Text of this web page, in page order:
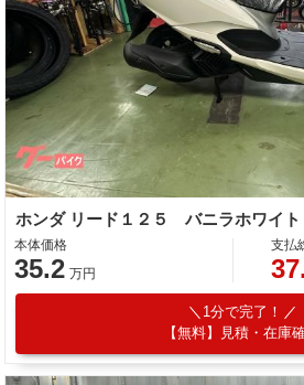
本体価格
35.2 万円
支払
1分で完了！
【無料】見積・在庫